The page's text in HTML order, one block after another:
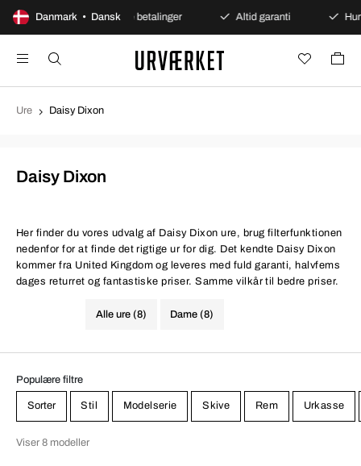
Danmark • Dansk
køb Sikre betalinger Altid garanti Hurtig
Ure Daisy Dixon
Daisy Dixon
Her finder du vores udvalg af Daisy Dixon ure, brug filterfunktionen
nedenfor for at finde det rigtige ur for dig. Det kendte Daisy Dixon
kommer fra United Kingdom og leveres med fuld garanti, halvfems
dages returret og fantastiske priser. Samme vilkår til bedre priser.
Alle ure (8) Dame (8)
Populære filtre
Sorter Stil Modelserie Skive Rem Urkasse
Viser 8 modeller